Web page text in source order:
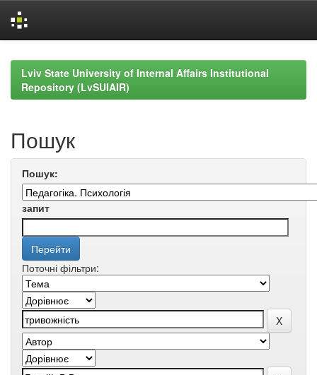
navigationLviv State University of Internal Affairs Institutional
Repository (LvSUIAIR)
Пошук
Пошук:
запит
Поточні фільтри: